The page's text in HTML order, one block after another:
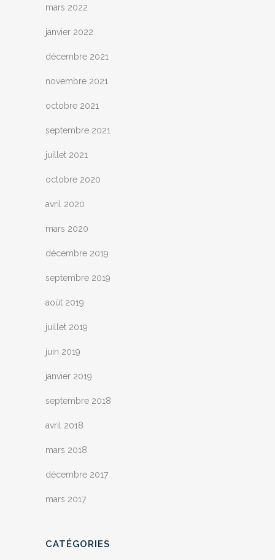
mars 2022
janvier 2022
décembre 2021
novembre 2021
octobre 2021
septembre 2021
juillet 2021
octobre 2020
avril 2020
mars 2020
décembre 2019
septembre 2019
août 2019
juillet 2019
juin 2019
janvier 2019
septembre 2018
avril 2018
mars 2018
décembre 2017
mars 2017
CATÉGORIES